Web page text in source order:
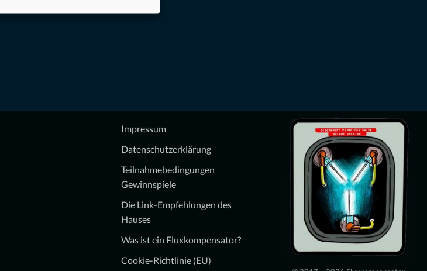
Impressum
Datenschutzerklärung
Teilnahmebedingungen
Gewinnspiele
Die Link-Empfehlungen des
Hauses
Was ist ein Fluxkompensator?
Cookie-Richtlinie (EU)